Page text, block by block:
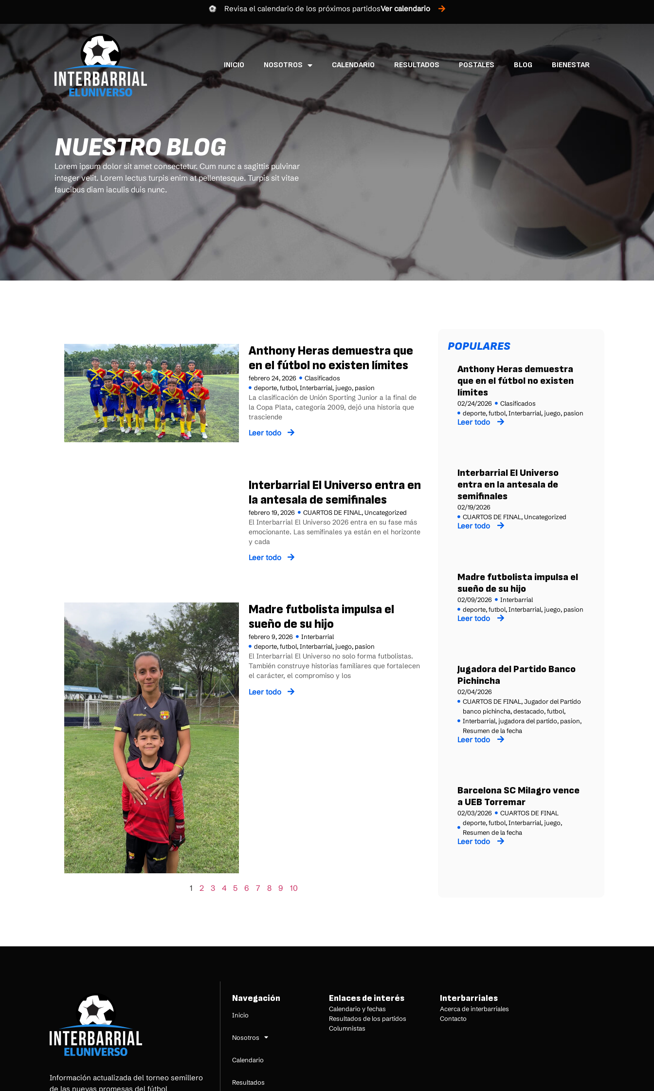
Revisa el calendario de los próximos partidosVer calendario
INICIO NOSOTROS CALENDARIO RESULTADOS POSTALES BLOG BIENESTAR
NUESTRO BLOG
Lorem ipsum dolor sit amet consectetur. Cum nunc a sagittis pulvinar
integer velit. Lorem lectus turpis enim at pellentesque. Turpis sit vitae
faucibus diam iaculis duis nunc.
Anthony Heras demuestra que
en el fútbol no existen límites
febrero 24, 2026
Clasificados
deporte,futbol,Interbarrial, juego, pasion
La clasificación de Unión Sporting Junior a la final de
la Copa Plata, categoría 2009, dejó una historia que
trasciende
Leer todo
Interbarrial El Universo entra en
la antesala de semifinales
febrero 19, 2026 CUARTOS DE FINAL ,Uncategorized
El Interbarrial El Universo 2026 entra en su fase más
emocionante. Las semifinales ya están en el horizonte
y cada
Leer todo
Madre futbolista impulsa el
sueño de su hijo
febrero 9, 2026
Interbarrial
deporte,futbol,Interbarrial, juego, pasion
El Interbarrial El Universo no solo forma futbolistas.
También construye historias familiares que fortalecen
el carácter, el compromiso y los
Leer todo
1 2 3 4 5 6 7 8 9 10
POPULARES
Anthony Heras demuestra
que en el fútbol no existen
límites
02/24/2026
Clasificados
deporte,futbol,Interbarrial, juego, pasion
Leer todo
Interbarrial El Universo
entra en la antesala de
semifinales
02/19/2026
CUARTOS DE FINAL ,Uncategorized
Leer todo
Madre futbolista impulsa el
sueño de su hijo
02/09/2026
Interbarrial
deporte,futbol,Interbarrial, juego, pasion
Leer todo
Jugadora del Partido Banco
Pichincha
02/04/2026
CUARTOS DE FINAL ,Jugador del Partido
banco pichincha,destacado,futbol,
Interbarrial, jugadora del partido, pasion,
Resumen de la fecha
Leer todo
Barcelona SC Milagro vence
a UEB Torremar
02/03/2026
CUARTOS DE FINAL
deporte,futbol,Interbarrial, juego,
Resumen de la fecha
Leer todo
Información actualizada del torneo semillero
de las nuevas promesas del fútbol
Navegación
Inicio
Nosotros
Calendario
Resultados
Enlaces de interés
Calendario y fechas
Resultados de los partidos
Columnistas
Interbarriales
Acerca de interbarriales
Contacto